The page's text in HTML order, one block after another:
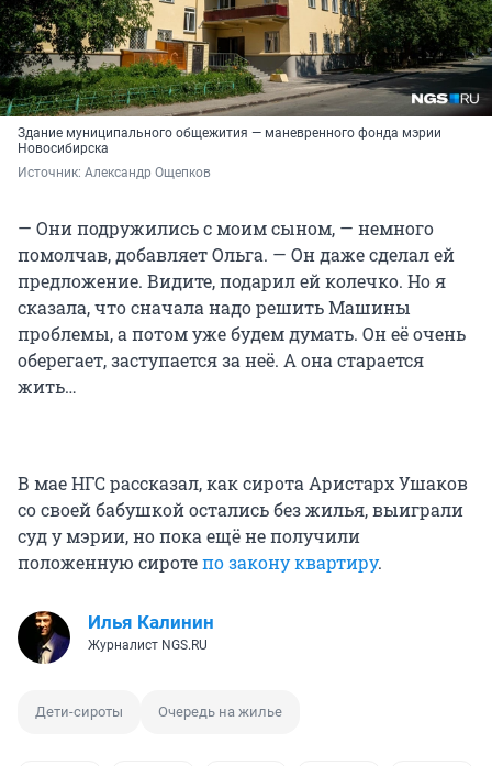
Здание муниципального общежития — маневренного фонда мэрии
Новосибирска
Источник: Александр Ощепков
— Они подружились с моим сыном, — немного
помолчав, добавляет Ольга. — Он даже сделал ей
предложение. Видите, подарил ей колечко. Но я
сказала, что сначала надо решить Машины
проблемы, а потом уже будем думать. Он её очень
оберегает, заступается за неё. А она старается
жить…
В мае НГС рассказал, как сирота Аристарх Ушаков
со своей бабушкой остались без жилья, выиграли
суд у мэрии, но пока ещё не получили
положенную сиротепо закону квартиру.
Илья Калинин
Журналист NGS.RU
Дети-сироты Очередь на жилье